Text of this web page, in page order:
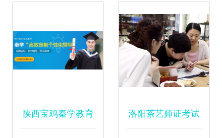
陕西宝鸡秦学教育 洛阳茶艺师证考试